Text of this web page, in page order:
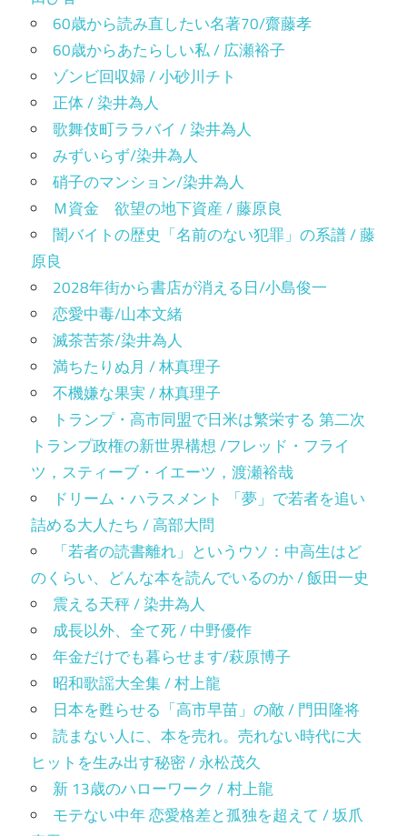
60歳から読み直したい名著70/齋藤孝
60歳からあたらしい私 / 広瀬裕子
ゾンビ回収婦 / 小砂川チト
正体 / 染井為人
歌舞伎町ララバイ / 染井為人
みずいらず/染井為人
硝子のマンション/染井為人
Ｍ資金 欲望の地下資産 / 藤原良
闇バイトの歴史「名前のない犯罪」の系譜 / 藤
原良
2028年街から書店が消える日/小島俊一
恋愛中毒/山本文緒
滅茶苦茶/染井為人
満ちたりぬ月 / 林真理子
不機嫌な果実 / 林真理子
トランプ・高市同盟で日米は繁栄する 第二次
トランプ政権の新世界構想 /フレッド・フライ
ツ，スティーブ・イエーツ，渡瀬裕哉
ドリーム・ハラスメント 「夢」で若者を追い
詰める大人たち / 高部大問
「若者の読書離れ」というウソ：中高生はど
のくらい、どんな本を読んでいるのか / 飯田一史
震える天秤 / 染井為人
成長以外、全て死 / 中野優作
年金だけでも暮らせます/萩原博子
昭和歌謡大全集 / 村上龍
日本を甦らせる「高市早苗」の敵 / 門田隆将
読まない人に、本を売れ。売れない時代に大
ヒットを生み出す秘密 / 永松茂久
新 13歳のハローワーク / 村上龍
モテない中年 恋愛格差と孤独を超えて / 坂爪